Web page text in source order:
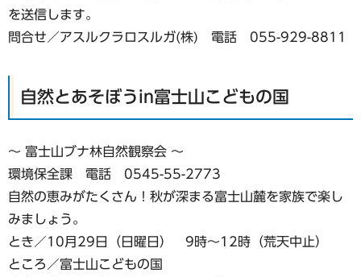
を送信します。
問合せ／アスルクラロスルガ(株) 電話 055-929-8811
自然とあそぼうin富士山こどもの国
～ 富士山ブナ林自然観察会 ～
環境保全課 電話 0545-55-2773
自然の恵みがたくさん！秋が深まる富士山麓を家族で楽し
みましょう。
とき／10月29日（日曜日） 9時〜12時（荒天中止）
ところ／富士山こどもの国